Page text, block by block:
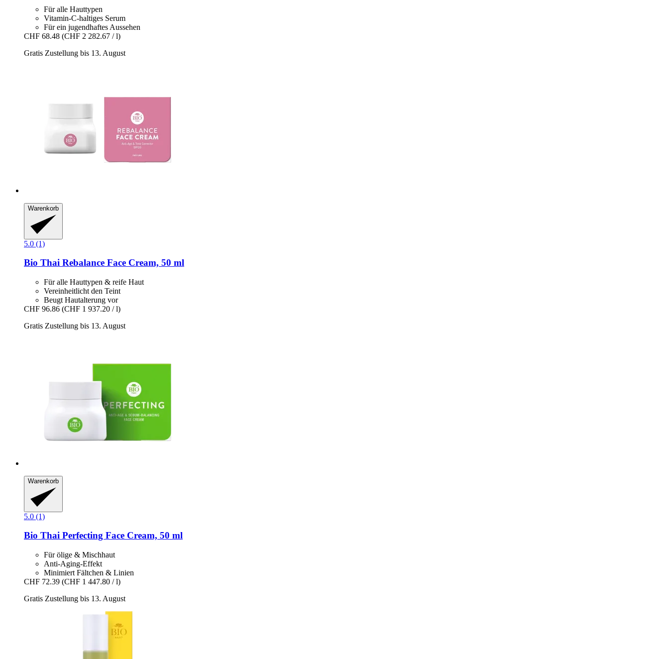
Für alle Hauttypen
Vitamin-C-haltiges Serum
Für ein jugendhaftes Aussehen
CHF 68.48 (CHF 2 282.67 / l)
Gratis Zustellung bis 13. August
Warenkorb
5.0 (1)
Bio Thai Rebalance Face Cream, 50 ml
Für alle Hauttypen & reife Haut
Vereinheitlicht den Teint
Beugt Hautalterung vor
CHF 96.86 (CHF 1 937.20 / l)
Gratis Zustellung bis 13. August
Warenkorb
5.0 (1)
Bio Thai Perfecting Face Cream, 50 ml
Für ölige & Mischhaut
Anti-Aging-Effekt
Minimiert Fältchen & Linien
CHF 72.39 (CHF 1 447.80 / l)
Gratis Zustellung bis 13. August